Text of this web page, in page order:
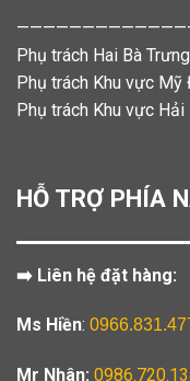
Phụ trách Hai Bà
Phụ trách Khu vực Mỹ
Phụ trách Khu vực Hải
HỖ TRỢ PHÍA
➡️ Liên hệ đặt hàng:
Ms Hiền:
Mr Nhân: